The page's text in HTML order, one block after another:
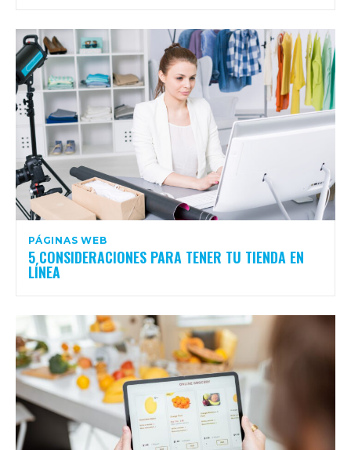
PÁGINAS WEB
5 CONSIDERACIONES PARA TENER TU TIENDA EN
LÍNEA